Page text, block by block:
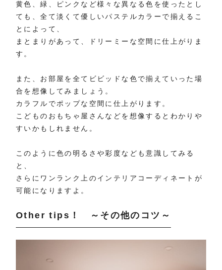
黄色、緑、ピンクなど様々な異なる色を使ったとし
ても、全て淡くて優しいパステルカラーで揃えるこ
とによって、
まとまりがあって、ドリーミーな空間に仕上がりま
す。
また、お部屋を全てビビッドな色で揃えていった場
合を想像してみましょう。
カラフルでポップな空間に仕上がります。
こどものおもちゃ屋さんなどを想像するとわかりや
すいかもしれません。
このように色の明るさや彩度なども意識してみる
と、
さらにワンランク上のインテリアコーディネートが
可能になりますよ。
Other tips！ ～その他のコツ～